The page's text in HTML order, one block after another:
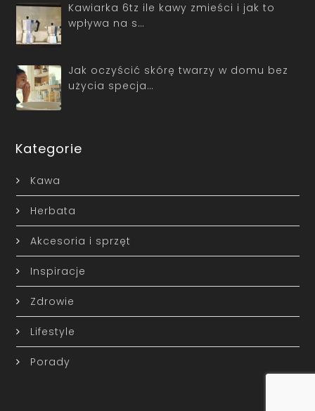
Kawiarka 6tz ile kawy zmieści i jak to
wpływa na s…
Jak oczyścić skórę twarzy w domu bez
użycia specja…
Kategorie
Kawa
Herbata
Akcesoria i sprzęt
Inspiracje
Zdrowie
Lifestyle
Porady